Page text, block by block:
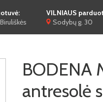
VILNIAUS
Sodybų g. 30
BODENA
antresolė